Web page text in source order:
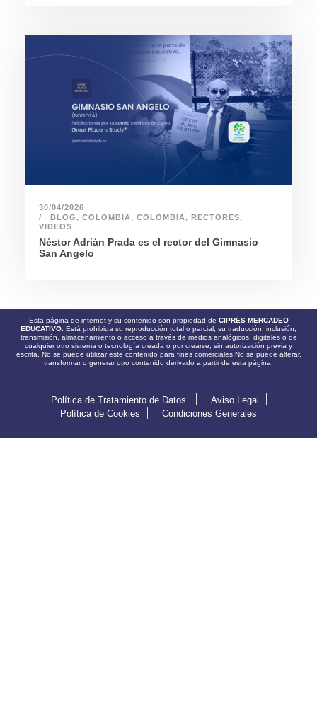
30/04/2026
BLOG, COLOMBIA, COLOMBIA, RECTORES,
VIDEOS
Néstor Adrián Prada es el rector del Gimnasio
San Angelo
Esta página de internet y su contenido son propiedad de CIPRÉS MERCADEO
EDUCATIVO. Está prohibida su reproducción total o parcial, su traducción, inclusión,
transmisión, almacenamiento o acceso a través de medios analógicos, digitales o de
cualquier otro sistema o tecnología creada o por crearse, sin autorización previa y
escrita. No se puede utilizar este contenido para fines comerciales.No se puede alterar,
transformar o generar otro contenido derivado a partir de esta página.
Política de Tratamiento de Datos.
Aviso Legal
Política de Cookies
Condiciones Generales